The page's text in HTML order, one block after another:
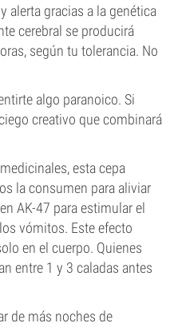
alerta gracias a la genética
cerebral se producirá
según tu tolerancia. No
algo paranoico. Si
creativo que combinará
esta cepa
la consumen para aliviar
AK-47 para estimular el
vómitos. Este efecto
en el cuerpo. Quienes
entre 1 y 3 caladas antes
de más noches de